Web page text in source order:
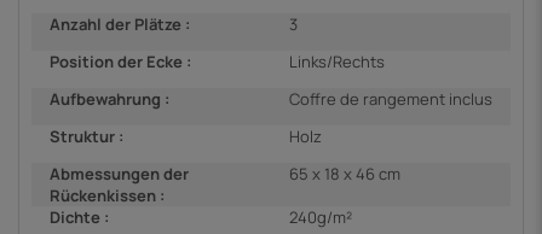
Anzahl der Plätze :
3
Position der Ecke :
Links/Rechts
Aufbewahrung :
Coffre de rangement inclus
Struktur :
Holz
Abmessungen der
Rückenkissen :
65 x 18 x 46 cm
Dichte :
240g/m²